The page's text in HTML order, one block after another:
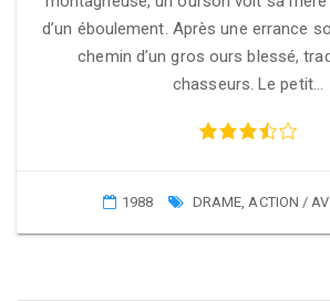
d’un éboulement. Après une errance
chemin d’un gros ours blessé,
chasseurs. Le petit…
1988 DRAME,ACTION /